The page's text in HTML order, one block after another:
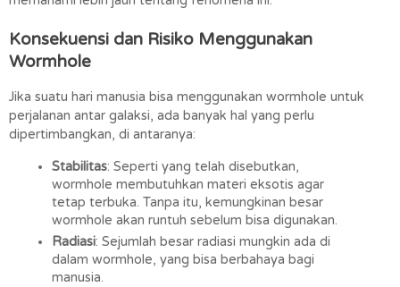
Konsekuensi dan Risiko Menggunakan
Wormhole
Jika suatu hari manusia bisa menggunakan wormhole untuk
perjalanan antar galaksi, ada banyak hal yang perlu
dipertimbangkan, di antaranya:
Stabilitas: Seperti yang telah disebutkan,
wormhole membutuhkan materi eksotis agar
tetap terbuka. Tanpa itu, kemungkinan besar
wormhole akan runtuh sebelum bisa digunakan.
Radiasi: Sejumlah besar radiasi mungkin ada di
dalam wormhole, yang bisa berbahaya bagi
manusia.